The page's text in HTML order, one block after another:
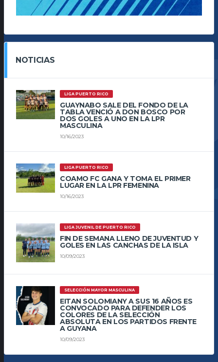
NOTICIAS
LIGA PUERTO RICO
GUAYNABO SALE DEL FONDO DE LA
TABLA VENCIÓ A DON BOSCO POR
DOS GOLES A UNO EN LA LPR
MASCULINA
10/16/2023
LIGA PUERTO RICO
COAMO FC GANA Y TOMA EL PRIMER
LUGAR EN LA LPR FEMENINA
10/16/2023
LIGA JUVENIL DE PUERTO RICO
FIN DE SEMANA LLENO DE JUVENTUD Y
GOLES EN LAS CANCHAS DE LA ISLA
10/09/2023
SELECCIÓN MAYOR MASCULINA
EITAN SOLOMIANY A SUS 16 AÑOS ES
CONVOCADO PARA DEFENDER LOS
COLORES DE LA SELECCIÓN
ABSOLUTA EN LOS PARTIDOS FRENTE
A GUYANA
10/09/2023